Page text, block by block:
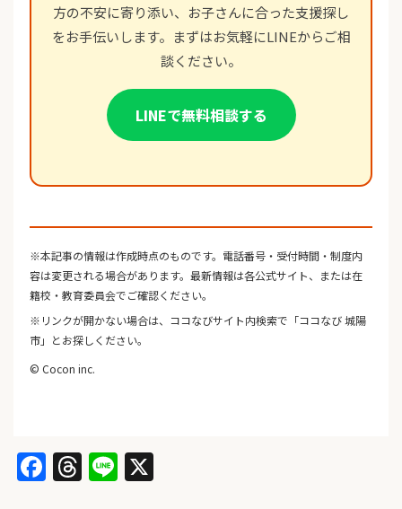
方の不安に寄り添い、お子さんに合った支援探し
をお手伝いします。まずはお気軽にLINEからご相
談ください。
LINEで無料相談する
※本記事の情報は作成時点のものです。電話番号・受付時間・制度内
容は変更される場合があります。最新情報は各公式サイト、または在
籍校・教育委員会でご確認ください。
※リンクが開かない場合は、ココなびサイト内検索で「ココなび 城陽
市」とお探しください。
© Cocon inc.
Facebook
Threads
Line